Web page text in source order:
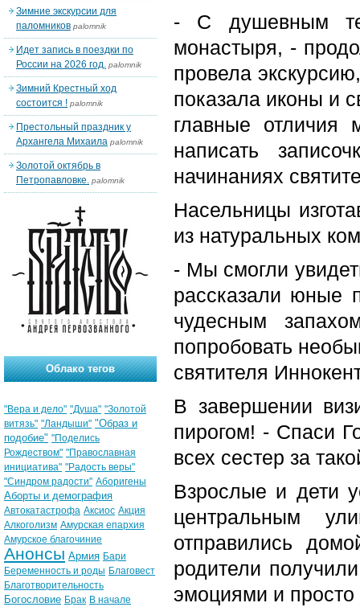
- С душевным
монастыря, -
провела
показала иконы и
главные
написать
начинаниях
Насельницы
из натуральных
- Мы смогли
рассказали юные
чудесным
попробовать
святителя
В завершении
пирогом! - Спаси
всех сестер за
Взрослые и дети
центральным
отправились
родители
эмоциями и
Зимние экскурсии для
паломников palomnik
Идет запись в поездки по
России на 2026 год. palomnik
Зимний Крестный ход
состоится ! palomnik
Престольный праздник у
Архангела Михаила palomnik
Золотой октябрь в
Петропавловке. palomnik
Облако тегов
"Вера и дело" "Душа" "Золотой
витязь" "Ландыши" "Образ и
подобие" "Поделись
Рождеством" "Православная
инициатива" "Радость веры"
"Синдром радости" Аборигены
Аборты и демография
Автокатастрофа Аксиос Акция
Алкоголизм Амурская епархия
Амурское благочиние
Анонсы Армия Бари
Беременность и роды Благовест
Благотворительность
Богословие Брак В начале